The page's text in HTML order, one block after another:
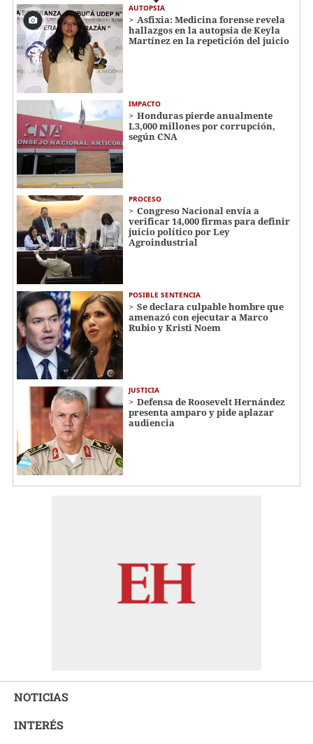
AUTOPSIA
Asfixia: Medicina forense revela
hallazgos en la autopsia de Keyla
Martínez en la repetición del juicio
IMPACTO
Honduras pierde anualmente
L3,000 millones por corrupción,
según CNA
PROCESO
Congreso Nacional envía a
verificar 14,000 firmas para definir
juicio político por Ley
Agroindustrial
POSIBLE SENTENCIA
Se declara culpable hombre que
amenazó con ejecutar a Marco
Rubio y Kristi Noem
JUSTICIA
Defensa de Roosevelt Hernández
presenta amparo y pide aplazar
audiencia
NOTICIAS
INTERÉS